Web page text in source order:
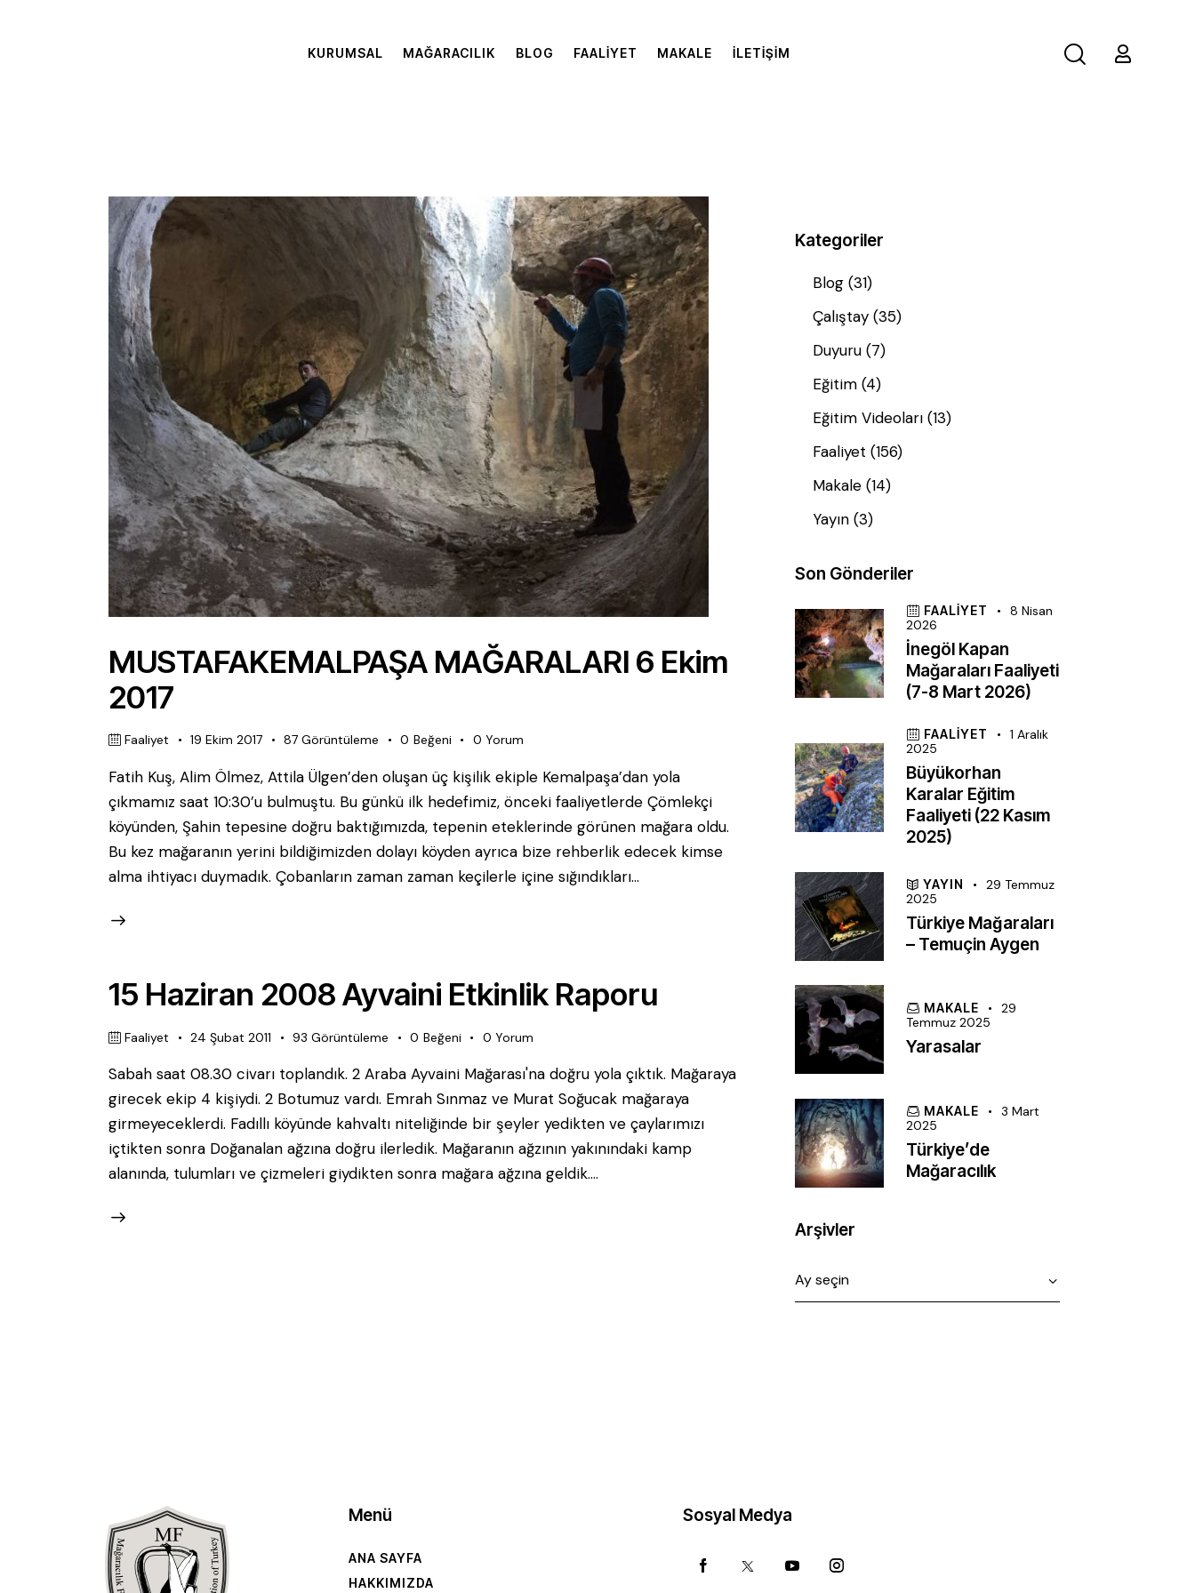
KURUMSAL MAĞARACILIK BLOG FAALIYET MAKALE İLETIŞIM
MUSTAFAKEMALPAŞA MAĞARALARI 6 Ekim
2017
Faaliyet 19 Ekim 2017 87 Görüntüleme 0 Beğeni 0 Yorum
Fatih Kuş, Alim Ölmez, Attila Ülgen’den oluşan üç kişilik ekiple Kemalpaşa’dan yola
çıkmamız saat 10:30’u bulmuştu. Bu günkü ilk hedefimiz, önceki faaliyetlerde Çömlekçi
köyünden, Şahin tepesine doğru baktığımızda, tepenin eteklerinde görünen mağara oldu.
Bu kez mağaranın yerini bildiğimizden dolayı köyden ayrıca bize rehberlik edecek kimse
alma ihtiyacı duymadık. Çobanların zaman zaman keçilerle içine sığındıkları…
15 Haziran 2008 Ayvaini Etkinlik Raporu
Faaliyet 24 Şubat 2011 93 Görüntüleme 0 Beğeni 0 Yorum
Sabah saat 08.30 civarı toplandık. 2 Araba Ayvaini Mağarası'na doğru yola çıktık. Mağaraya
girecek ekip 4 kişiydi. 2 Botumuz vardı. Emrah Sınmaz ve Murat Soğucak mağaraya
girmeyeceklerdi. Fadıllı köyünde kahvaltı niteliğinde bir şeyler yedikten ve çaylarımızı
içtikten sonra Doğanalan ağzına doğru ilerledik. Mağaranın ağzının yakınındaki kamp
alanında, tulumları ve çizmeleri giydikten sonra mağara ağzına geldik.…
Kategoriler
Blog (31)
Çalıştay (35)
Duyuru (7)
Eğitim (4)
Eğitim Videoları (13)
Faaliyet (156)
Makale (14)
Yayın (3)
Son Gönderiler
FAALIYET
8 Nisan
2026
İnegöl Kapan
Mağaraları Faaliyeti
(7-8 Mart 2026)
FAALIYET
1 Aralık
2025
Büyükorhan
Karalar Eğitim
Faaliyeti (22 Kasım
2025)
YAYIN
29 Temmuz
2025
Türkiye Mağaraları
– Temuçin Aygen
MAKALE
29
Temmuz 2025
Yarasalar
MAKALE
3 Mart
2025
Türkiye’de
Mağaracılık
Arşivler
Menü
ANA SAYFA
HAKKIMIZDA
Sosyal Medya